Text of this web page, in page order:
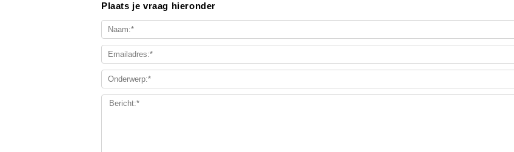
Plaats je vraag hieronder